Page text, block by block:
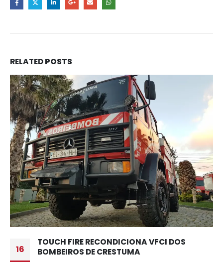
RELATEDPOSTS
16
TOUCH FIRE RECONDICIONA VFCI DOS
BOMBEIROS DE CRESTUMA